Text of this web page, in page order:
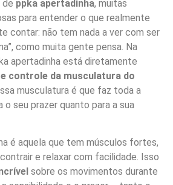
de ppka apertadinha, muitas
para entender o que realmente
contar: não tem nada a ver com ser
como muita gente pensa. Na
apertadinha está diretamente
controle da musculatura do
musculatura é que faz toda a
seu prazer quanto para a sua
é aquela que tem músculos fortes,
e relaxar com facilidade. Isso
sobre os movimentos durante